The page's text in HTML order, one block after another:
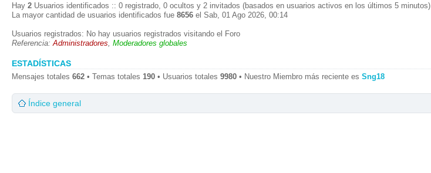
Hay 2 Usuarios identificados :: 0 registrado, 0 ocultos y 2 invitados (basados en usuarios activos en los últimos 5 minutos)
La mayor cantidad de usuarios identificados fue 8656 el Sab, 01 Ago 2026, 00:14
Usuarios registrados: No hay usuarios registrados visitando el Foro
Referencia:Administradores, Moderadores globales
ESTADÍSTICAS
Mensajes totales 662 • Temas totales 190 • Usuarios totales 9980 • Nuestro Miembro más reciente es Sng18
Índice general